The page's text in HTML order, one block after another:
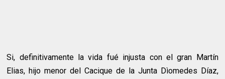
Si, definitivamente la vida fué injusta con el gran Martín
Elias, hijo menor del Cacique de la Junta Dìomedes Díaz,